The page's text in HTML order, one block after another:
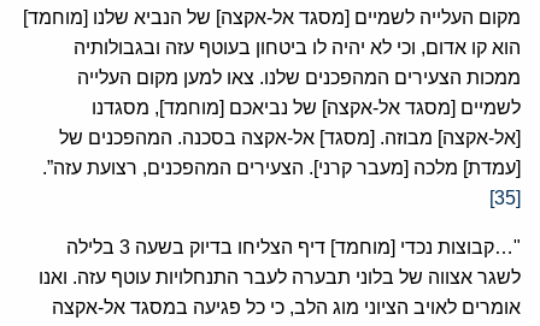
מקום העלייה לשמיים [מסגד אל-אקצה] של הנביא שלנו [מוחמד]
הוא קו אדום, וכי לא יהיה לו ביטחון בעוטף עזה ובגבולותיה
ממכות הצעירים המהפכנים שלנו. צאו למען מקום העלייה
לשמיים [מסגד אל-אקצה] של נביאכם [מוחמד], מסגדנו
[אל-אקצה] מבוזה. [מסגד] אל-אקצה בסכנה. המהפכנים של
[עמדת] מלכה [מעבר קרני]. הצעירים המהפכנים, רצועת עזה”.
[35]
"…קבוצות נכדי [מוחמד] דיף הצליחו בדיוק בשעה 3 בלילה
לשגר אצווה של בלוני תבערה לעבר התנחלויות עוטף עזה. ואנו
אומרים לאויב הציוני מוג הלב, כי כל פגיעה במסגד אל-אקצה